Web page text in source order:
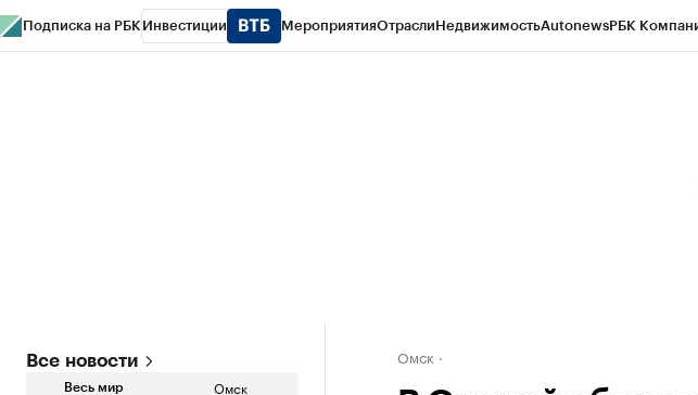
Подписка на РБК Инвестиции МероприятияОтраслиНедвижимостьAutonewsРБК
Все новости
Весь мир Омск
Омск